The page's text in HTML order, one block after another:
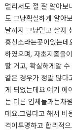
멀리서도 절 잘 알아보
도 그냥확실하게 알아
날까지 그냥믿고 살자
흥신소라는곳이었는
하였으며, 자초지종을
할 거고, 확실하게알
같은 경우가 정말 많다
게 되었는데요.​여기 에
는 다른 업체들과는차
데요.​그렇다고 해서 비
격이투명하고 합리적